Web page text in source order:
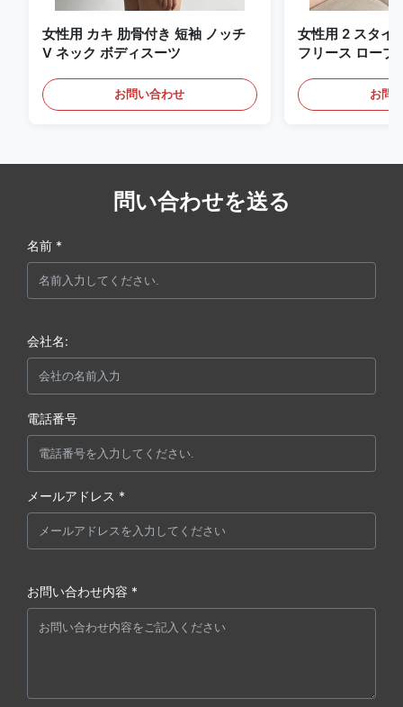
女性用 カキ 肋骨付き 短袖 ノッチ
V ネック ボディスーツ
お問い合わせ
女性用 2 スタイ
フリース ローブ
お問
問い合わせを送る
名前 *
会社名:
電話番号
メールアドレス *
お問い合わせ内容 *